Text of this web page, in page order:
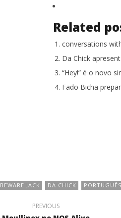
Related
conversations
Da Chick
“Hey!” é o novo
Fado Bicha
BEWARE JACK DA CHICK PORTUGUÊS
PREVIOUS